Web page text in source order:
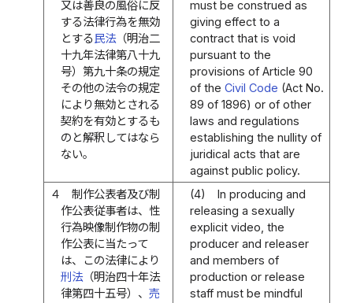
又は善良の風俗に反
する法律行為を無効
とする 民法（明治二
十九年法律第八十九
号）第九十条の規定
その他の法令の規定
により無効とされる
契約を有効とするも
のと解釈してはなら
ない。
must be construed as
giving effect to a
contract that is void
pursuant to the
provisions of Article 90
of theCivil Code (Act No.
89 of 1896) or of other
laws and regulations
establishing the nullity of
juridical acts that are
against public policy.
４
制作公表者及び制
作公表従事者は、性
行為映像制作物の制
作公表に当たって
は、この法律により
刑法（明治四十年法
律第四十五号）、売
(4)
In producing and
releasing a sexually
explicit video, the
producer and releaser
and members of
production or release
staff must be mindful